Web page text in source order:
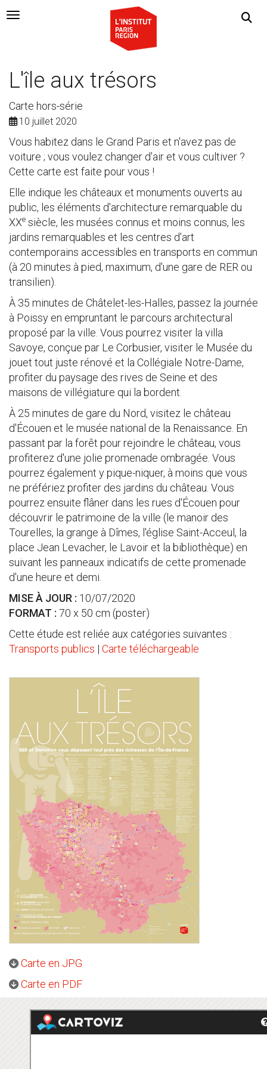
Navigation Toggle
L'île aux trésors
Carte hors-série
10 juillet 2020
Vous habitez dans le Grand Paris et n'avez pas de
voiture ; vous voulez changer d'air et vous cultiver ?
Cette carte est faite pour vous !
Elle indique les châteaux et monuments ouverts au
public, les éléments d'architecture remarquable du
XXe siècle, les musées connus et moins connus, les
jardins remarquables et les centres d'art
contemporains accessibles en transports en commun
(à 20 minutes à pied, maximum, d'une gare de RER ou
transilien).
À 35 minutes de Châtelet-les-Halles, passez la journée
à Poissy en empruntant le parcours architectural
proposé par la ville. Vous pourrez visiter la villa
Savoye, conçue par Le Corbusier, visiter le Musée du
jouet tout juste rénové et la Collégiale Notre-Dame,
profiter du paysage des rives de Seine et des
maisons de villégiature qui la bordent.
À 25 minutes de gare du Nord, visitez le château
d'Écouen et le musée national de la Renaissance. En
passant par la forêt pour rejoindre le château, vous
profiterez d'une jolie promenade ombragée. Vous
pourrez également y pique-niquer, à moins que vous
ne préfériez profiter des jardins du château. Vous
pourrez ensuite flâner dans les rues d'Écouen pour
découvrir le patrimoine de la ville (le manoir des
Tourelles, la grange à Dîmes, l'église Saint-Acceul, la
place Jean Levacher, le Lavoir et la bibliothèque) en
suivant les panneaux indicatifs de cette promenade
d'une heure et demi.
MISE À JOUR : 10/07/2020
FORMAT : 70 x 50 cm (poster)
Cette étude est reliée aux catégories suivantes :
Transports publics | Carte téléchargeable
Carte en JPG
Carte en PDF